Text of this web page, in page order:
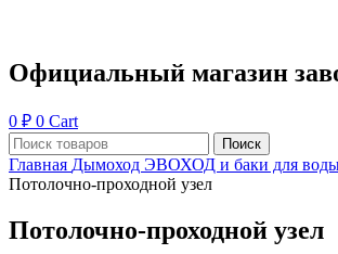
Официальный магазин
0 ₽ 0 Cart
Поиск
Главная Дымоход ЭВОХОД и баки для
Потолочно-проходной узел
Потолочно-проходной узел